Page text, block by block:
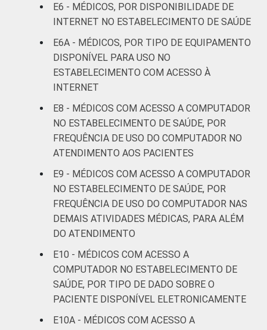
De 51
anos ou
mais
92
¹Cada item apresentado se refere apenas
aos resultados da alternativa "Sim".
Estudos para o Desenvolvimento da
Sociedade da Informação (Cetic.br),
Pesquisa sobre o uso das Tecnologias de
Informação e Comunicação nos
estabelecimentos de saúde brasileiros - TIC
Saúde 2016.
E6 - MÉDICOS, POR DISPONIBILIDADE DE
INTERNET NO ESTABELECIMENTO DE SAÚDE
E6A - MÉDICOS, POR TIPO DE EQUIPAMENTO
DISPONÍVEL PARA USO NO
ESTABELECIMENTO COM ACESSO À
INTERNET
E8 - MÉDICOS COM ACESSO A COMPUTADOR
NO ESTABELECIMENTO DE SAÚDE, POR
FREQUÊNCIA DE USO DO COMPUTADOR NO
ATENDIMENTO AOS PACIENTES
E9 - MÉDICOS COM ACESSO A COMPUTADOR
NO ESTABELECIMENTO DE SAÚDE, POR
FREQUÊNCIA DE USO DO COMPUTADOR NAS
DEMAIS ATIVIDADES MÉDICAS, PARA ALÉM
DO ATENDIMENTO
E10 - MÉDICOS COM ACESSO A
COMPUTADOR NO ESTABELECIMENTO DE
SAÚDE, POR TIPO DE DADO SOBRE O
PACIENTE DISPONÍVEL ELETRONICAMENTE
E10A - MÉDICOS COM ACESSO A